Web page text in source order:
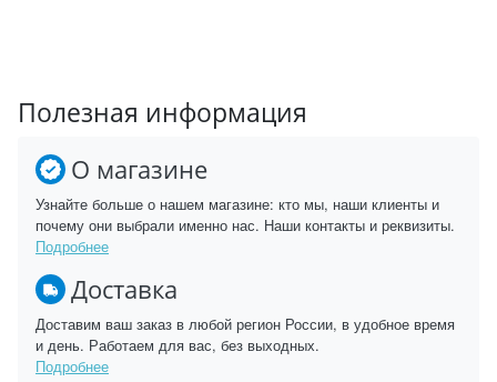
Полезная информация
О магазине
Узнайте больше о нашем магазине: кто мы, наши клиенты и
почему они выбрали именно нас. Наши контакты и реквизиты.
Подробнее
Доставка
Доставим ваш заказ в любой регион России, в удобное время
и день. Работаем для вас, без выходных.
Подробнее